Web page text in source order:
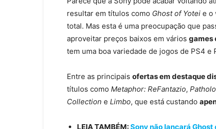
resultar em títulos como Ghost of Yotei e o
total. Mas esta é uma preocupação que
aproveitar preços baixos em vários games
tem uma boa variedade de jogos de PS4 e
Entre as principais ofertas em destaque
títulos como Metaphor: ReFantazio,
Collection e Limbo, que está custando
LEIA TAMBÉM:Sony não lançará